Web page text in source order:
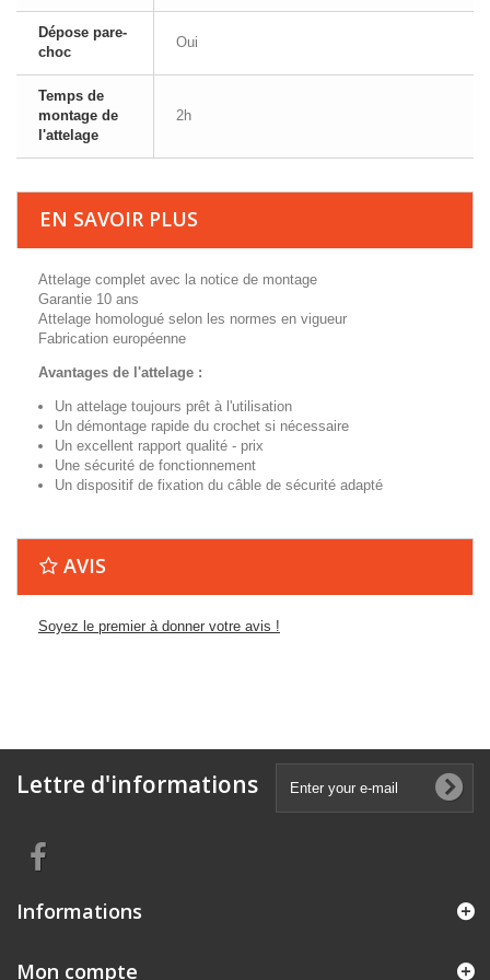
Dépose pare-
choc
Oui
Temps de
montage de
l'attelage
2h
EN SAVOIR PLUS
Attelage complet avec la notice de montage
Garantie 10 ans
Attelage homologué selon les normes en vigueur
Fabrication européenne
Avantages de l'attelage :
Un attelage toujours prêt à l'utilisation
Un démontage rapide du crochet si nécessaire
Un excellent rapport qualité - prix
Une sécurité de fonctionnement
Un dispositif de fixation du câble de sécurité adapté
AVIS
Soyez le premier à donner votre avis !
Lettre d'informations
Informations
Mon compte